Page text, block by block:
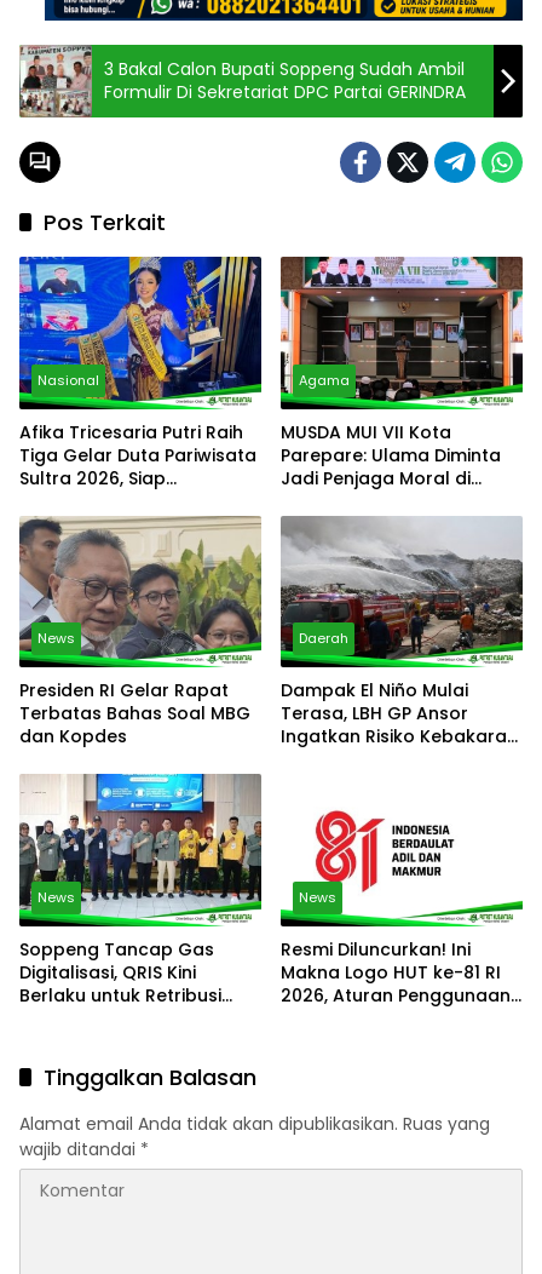
3 Bakal Calon Bupati Soppeng Sudah Ambil
Formulir Di Sekretariat DPC Partai GERINDRA
Pos Terkait
Nasional
Afika Tricesaria Putri Raih
Tiga Gelar Duta Pariwisata
Sultra 2026, Siap
Tingkat Nasional
Agama
MUSDA MUI VII Kota
Parepare: Ulama Diminta
Jadi Penjaga Moral di
Digital
News
Presiden RI Gelar Rapat
Terbatas Bahas Soal MBG
dan Kopdes
Daerah
Dampak El Niño Mulai
Terasa, LBH GP Ansor
Ingatkan Risiko Kebakaran
News
Soppeng Tancap Gas
Digitalisasi, QRIS Kini
Berlaku untuk Retribusi
News
Resmi Diluncurkan! Ini
Makna Logo HUT ke-81 RI
2026, Aturan Penggunaan
Tinggalkan Balasan
Alamat email Anda tidak akan dipublikasikan. Ruas yang
wajib ditandai *